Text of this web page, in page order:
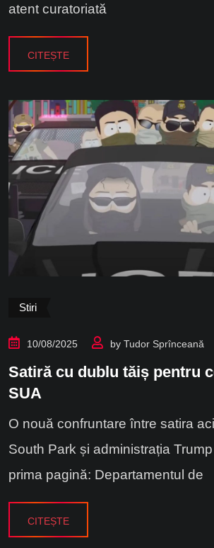
atent curatoriată
CITEȘTE
Stiri
10/08/2025 by Tudor Sprînceană
Satiră cu dublu tăiș pentru
SUA
O nouă confruntare între satira
South Park și administrația
prima pagină: Departamentul de
CITEȘTE